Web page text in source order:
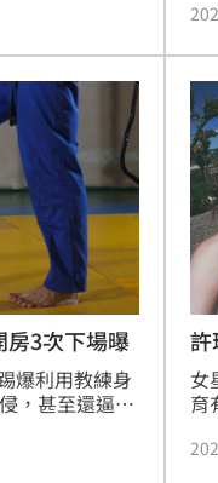
社
大
完
房3次下場曝
爆利用教練身
，甚至還逼迫
全案才得以
女
育
身